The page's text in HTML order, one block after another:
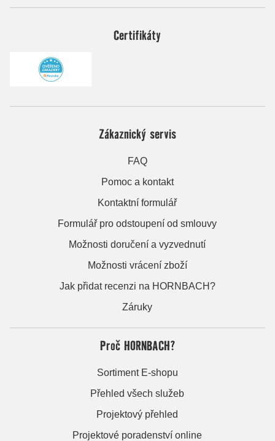
Certifikáty
Zákaznický servis
FAQ
Pomoc a kontakt
Kontaktní formulář
Formulář pro odstoupení od smlouvy
Možnosti doručení a vyzvednutí
Možnosti vrácení zboží
Jak přidat recenzi na HORNBACH?
Záruky
Proč HORNBACH?
Sortiment E-shopu
Přehled všech služeb
Projektový přehled
Projektové poradenství online